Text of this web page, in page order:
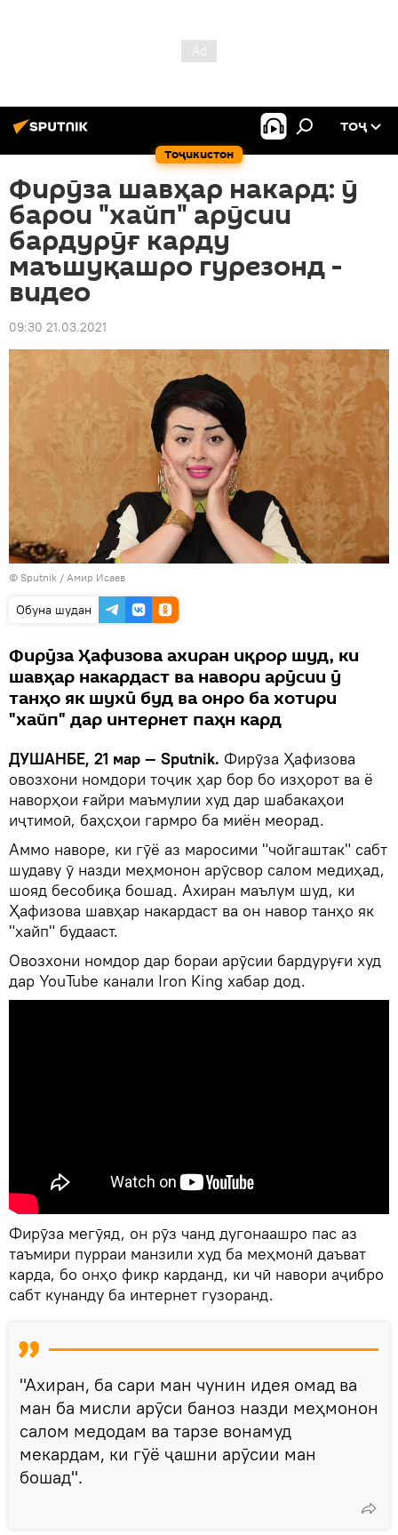
Тоҷикистон
ТОҶ
Фирӯза шавҳар накард: ӯ
барои "хайп" арӯсии
бардурӯғ карду
маъшуқашро гурезонд -
видео
09:30 21.03.2021
© Sputnik / Амир Исаев
Обуна шудан
Фирӯза Ҳафизова ахиран иқрор шуд, ки
шавҳар накардаст ва навори арӯсии ӯ
танҳо як шухӣ буд ва онро ба хотири
"хайп" дар интернет паҳн кард
ДУШАНБЕ, 21 мар — Sputnik. Фирӯза Ҳафизова
овозхони номдори тоҷик ҳар бор бо изҳорот ва ё
наворҳои ғайри маъмулии худ дар шабакаҳои
иҷтимоӣ, баҳсҳои гармро ба миён меорад.
Аммо наворе, ки гӯё аз маросими "чойгаштак" сабт
шудаву ӯ назди меҳмонон арӯсвор салом медиҳад,
шояд бесобиқа бошад. Ахиран маълум шуд, ки
Ҳафизова шавҳар накардаст ва он навор танҳо як
"хайп" будааст.
Овозхони номдор дар бораи арӯсии бардуруғи худ
дар YouTube канали Irоn King хабар дод.
Фирӯза мегӯяд, он рӯз чанд дугонаашро пас аз
таъмири пурраи манзили худ ба меҳмонӣ даъват
карда, бо онҳо фикр карданд, ки чӣ навори аҷибро
сабт кунанду ба интернет гузоранд.
"Ахиран, ба сари ман чунин идея омад ва
ман ба мисли арӯси баноз назди меҳмонон
салом медодам ва тарзе вонамуд
мекардам, ки гӯё ҷашни арӯсии ман
бошад".